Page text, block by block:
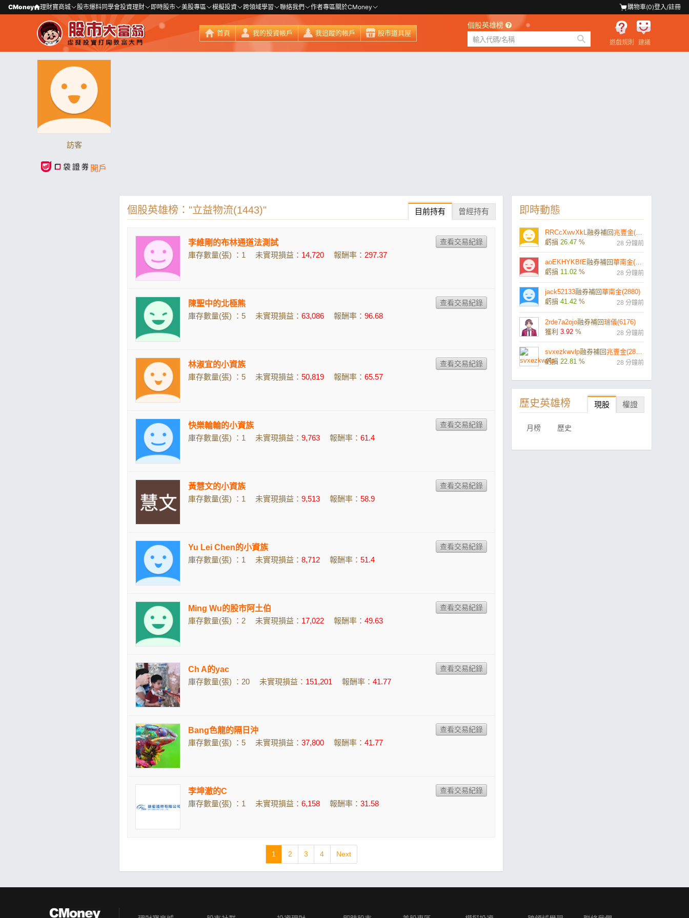
CMoney 理財寶商城 股市爆料同學會投資理財 即時股市 美股專區 模擬投資 跨領域學習 聯絡我們 作者專區關於CMoney 購物車(0)登入/註冊
首頁 我的投資帳戶 我追蹤的帳戶 股市道具屋
個股英雄榜
遊戲規則 建議
訪客
開戶
個股英雄榜："立益物流(1443)" 目前持有 曾經持有
李維剛的布林通道法測試
庫存數量(張) ：1
未實現損益： 14,720 報酬率： 297.37
陳聖中的北極熊
庫存數量(張) ：5
未實現損益： 63,086 報酬率： 96.68
林淑宜的小資族
庫存數量(張) ：5
未實現損益： 50,819 報酬率： 65.57
快樂輪輪的小資族
庫存數量(張) ：1
未實現損益： 9,763 報酬率： 61.4
黃慧文的小資族
庫存數量(張) ：1
未實現損益： 9,513 報酬率： 58.9
Yu Lei Chen的小資族
庫存數量(張) ：1
未實現損益： 8,712 報酬率： 51.4
Ming Wu的股市阿土伯
庫存數量(張) ：2
未實現損益： 17,022 報酬率： 49.63
Ch A的yac
庫存數量(張) ：20
未實現損益： 151,201 報酬率： 41.77
Bang色龍的隔日沖
庫存數量(張) ：5
未實現損益： 37,800 報酬率： 41.77
李坤澈的C
庫存數量(張) ：1
未實現損益： 6,158 報酬率： 31.58
1 2 3 4 Next
即時動態
RRCcXwvXkL 融券補回兆豐金(2886)
虧損 26.47 % 28 分鐘前
aoEKHYKBfE融券補回華南金(2880)
虧損 11.02 % 28 分鐘前
jack52133融券補回華南金(2880)
虧損 41.42 % 28 分鐘前
2rde7a2ojo融券補回瑞儀(6176)
獲利 3.92 % 28 分鐘前
svxezkwvlp融券補回兆豐金(2886)
虧損 22.81 % 28 分鐘前
歷史英雄榜 現股 權證
月榜 歷史